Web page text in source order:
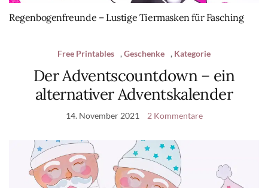
Regenbogenfreunde – Lustige Tiermasken für Fasching
Free Printables ,Geschenke , Kategorie
Der Adventscountdown – ein
alternativer Adventskalender
14. November 2021 2 Kommentare